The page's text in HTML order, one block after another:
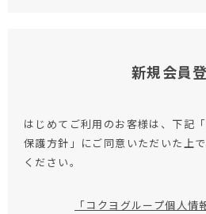
新規会員
はじめてご利用のお客様は、下記
保護方針」にご同意いただいた上
ください。
「コクヨグループ個人情